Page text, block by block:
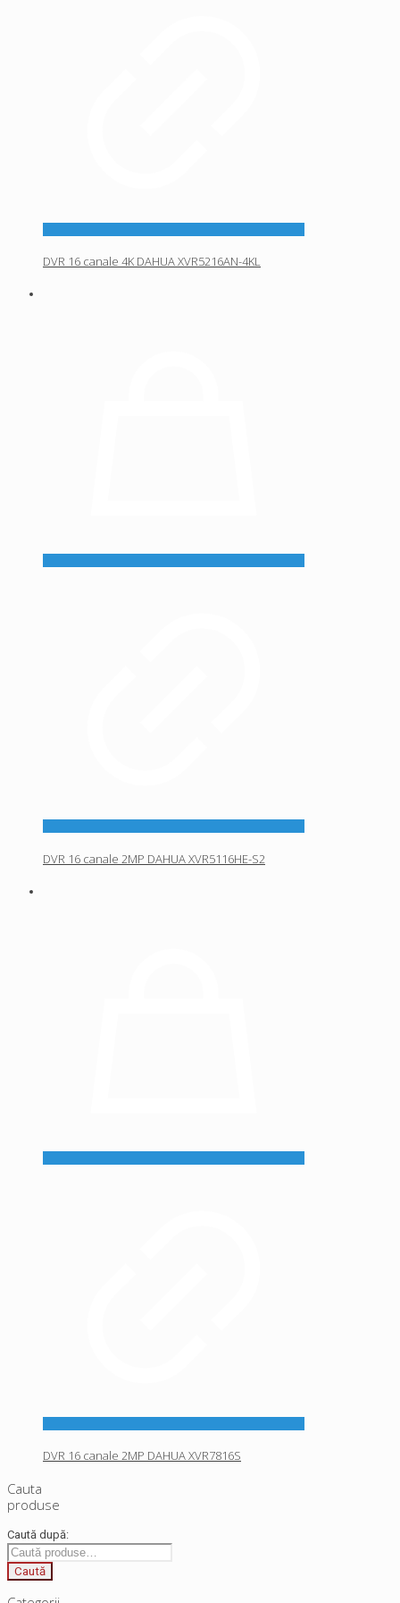
DVR 16 canale 4K DAHUA XVR5216AN-4KL
DVR 16 canale 2MP DAHUA XVR5116HE-S2
DVR 16 canale 2MP DAHUA XVR7816S
Cauta
produse
Caută după:
Caută